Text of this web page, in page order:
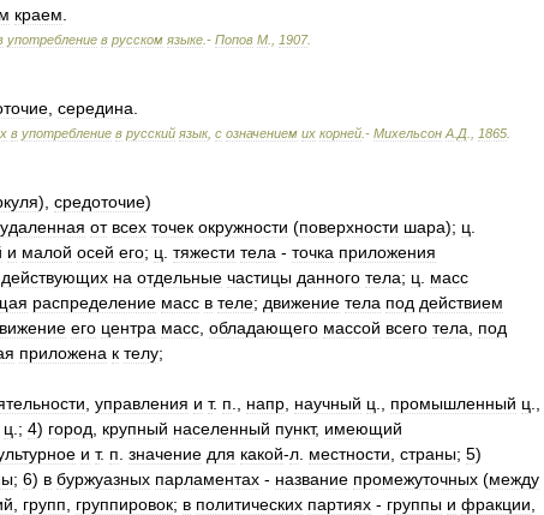
краем
употребление в русском языке .- Попов М 1907.
середина
в употребление в русский язык, с означением их корней .- Михельсон А Д 1865
), средоточие)
от всех точек окружности (поверхности шара); ц
и малой осей его; ц тяжести тела - точка приложения
действующих на отдельные частицы данного тела; ц
масс
распределение масс в теле; движение тела под действием
его центра масс обладающего массой всего тела
под
приложена к телу;
управления и т. п напр научный ц промышленный ц
ц .; 4) город крупный населенный пункт, имеющий
и т. п значение для какой-л местности страны; 5)
; 6) в буржуазных парламентах - название промежуточных (между
групп группировок; в политических партиях - группы и фракции